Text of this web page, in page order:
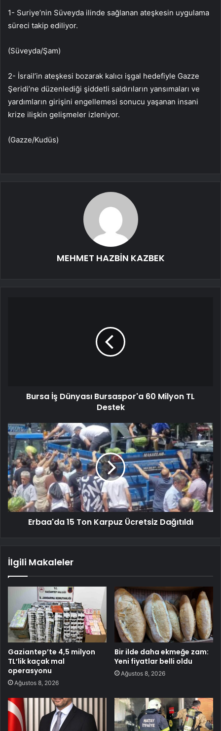
1- ⁠Suriye’nin Süveyda ilinde sağlanan ateşkesin uygulama
süreci takip ediliyor.
(Süveyda/Şam)
2- İsrail’in ateşkesi bozarak kalıcı işgal hedefiyle Gazze
Şeridi’ne düzenlediği şiddetli saldırıların yansımaları ve
yardımların girişini engellemesi sonucu yaşanan insani
krize ilişkin gelişmeler izleniyor.
(Gazze/Kudüs)
MEHMET HAZBİN KAZBEK
Bursa İş Dünyası Bursaspor'a 60 Milyon TL
Destek
Erbaa'da 15 Ton Karpuz Ücretsiz Dağıtıldı
İlgili Makaleler
Gaziantep’te 4,5 milyon
TL’lik kaçak mal
operasyonu
Ağustos 8, 2026
Bir ilde daha ekmeğe zam:
Yeni fiyatlar belli oldu
Ağustos 8, 2026